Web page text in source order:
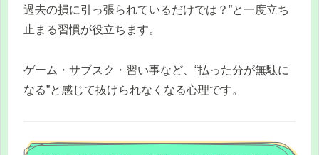
過去の損に引っ張られているだけでは？”と一度立ち
止まる習慣が役立ちます。
ゲーム・サブスク・習い事など、“払った分が無駄に
なる”と感じて抜けられなくなる心理です。